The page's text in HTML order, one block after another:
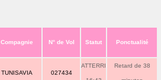
Compagnie N° de Vol Statut Ponctualité
TUNISAVIA 027434
ATTERRI Retard de 38